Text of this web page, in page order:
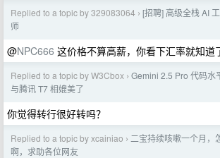
Replied to a topic by 329083064 › [招聘] 高级全栈 AI
师
@NPC666 这价格不算高薪，你看下汇率就知道
Replied to a topic by W3Cbox › Gemini 2.5 Pro 代码水
与腾讯 T7 相媲美了
你觉得转行很好转吗？
Replied to a topic by xcainiao › 二宝持续咳嗽一个月，
啊，求助各位网友